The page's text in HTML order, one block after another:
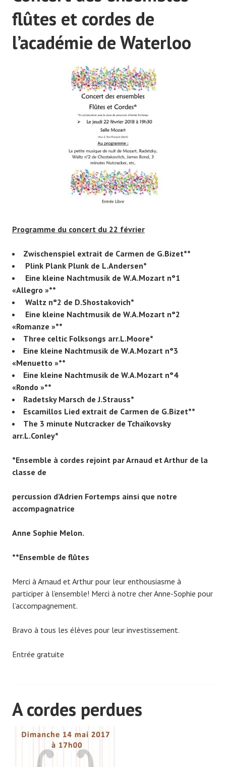
flûtes et cordes de
l’académie de Waterloo
Programme du concert du 22 février
Zwischenspiel extrait de Carmen de G.Bizet**
Plink Plank Plunk de L.Andersen*
Eine kleine Nachtmusik de W.A.Mozart n°1
«Allegro »**
Waltz n°2 de D.Shostakovich*
Eine kleine Nachtmusik de W.A.Mozart n°2
«Romanze »**
Three celtic Folksongs arr.L.Moore*
Eine kleine Nachtmusik de W.A.Mozart n°3
«Menuetto »**
Eine kleine Nachtmusik de W.A.Mozart n°4
«Rondo »**
Radetsky Marsch de J.Strauss*
Escamillos Lied extrait de Carmen de G.Bizet**
The 3 minute Nutcracker de Tchaïkovsky
arr.L.Conley*
*Ensemble à cordes rejoint par Arnaud et Arthur de la
classe de
percussion d’Adrien Fortemps ainsi que notre
accompagnatrice
Anne Sophie Melon.
**Ensemble de flûtes
Merci à Arnaud et Arthur pour leur enthousiasme à
participer à l’ensemble! Merci à notre cher Anne-Sophie pour
l’accompagnement.
Bravo à tous les élèves pour leur investissement.
Entrée gratuite
A cordes perdues